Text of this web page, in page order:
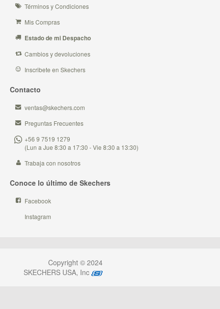
Términos y Condiciones
Mis Compras
Estado de mi Despacho
Cambios y devoluciones
Inscribete en Skechers
Contacto
ventas@skechers.com
Preguntas Frecuentes
+56 9 7519 1279
(Lun a Jue 8:30 a 17:30 - Vie 8:30 a 13:30)
Trabaja con nosotros
Conoce lo último de Skechers
Facebook
Instagram
Copyright © 2024
SKECHERS USA, Inc